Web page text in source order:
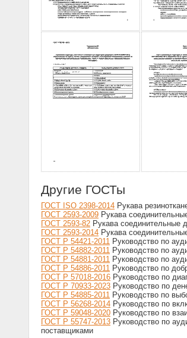
Другие ГОСТы
ГОСТ ISO 2398-2014 Рукава
ГОСТ 2593-2009 Рукава
ГОСТ 2593-82 Рукава соединительные
ГОСТ 2593-2014 Рукава
ГОСТ Р 54421-2011 Руководство по
ГОСТ Р 54882-2011 Руководство по
ГОСТ Р 54881-2011 Руководство по
ГОСТ Р 54886-2011 Руководство по
ГОСТ Р 57018-2016 Руководство по
ГОСТ Р 70933-2023 Руководство по
ГОСТ Р 54885-2011 Руководство по
ГОСТ Р 56268-2014 Руководство по
ГОСТ Р 59048-2020 Руководство по
ГОСТ Р 55747-2013 Руководство по
поставщиками